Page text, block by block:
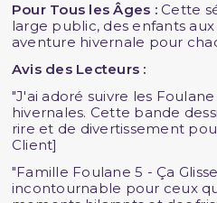
Pour Tous les Âges :Cette
large public, des enfants
aventure hivernale pour
Avis des Lecteurs :
"J'ai adoré suivre les
hivernales. Cette bande
rire et de divertissement
Client]
"Famille Foulane 5 - Ça
incontournable pour ceux